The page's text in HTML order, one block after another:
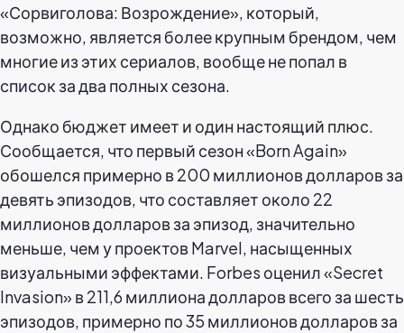
«Сорвиголова: Возрождение», который,
возможно, является более крупным брендом, чем
многие из этих сериалов, вообще не попал в
список за два полных сезона.
Однако бюджет имеет и один настоящий плюс.
Сообщается, что первый сезон «Born Again»
обошелся примерно в 200 миллионов долларов за
девять эпизодов, что составляет около 22
миллионов долларов за эпизод, значительно
меньше, чем у проектов Marvel, насыщенных
визуальными эффектами. Forbes оценил «Secret
Invasion» в 211,6 миллиона долларов всего за шесть
эпизодов, примерно по 35 миллионов долларов за